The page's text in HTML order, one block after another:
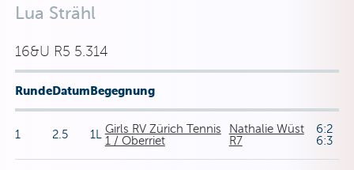
Lua Strähl
16&U R5 5.314
RundeDatumBegegnung
1 2.5 1LGirls RV Zürich Tennis
1 / Oberriet
Nathalie Wüst
R7
6:2
6:3